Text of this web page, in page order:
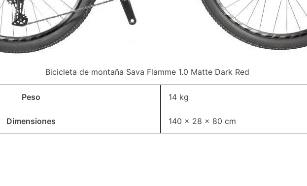
Bicicleta de montaña Sava Flamme 1.0 Matte Dark Red
Peso 14 kg
Dimensiones 140 × 28 × 80 cm